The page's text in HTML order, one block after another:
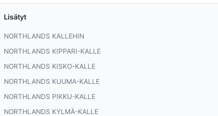
Lisätyt
NORTHLANDS KALLEHIN
NORTHLANDS KIPPARI-KALLE
NORTHLANDS KISKO-KALLE
NORTHLANDS KUUMA-KALLE
NORTHLANDS PIKKU-KALLE
NORTHLANDS KYLMÄ-KALLE